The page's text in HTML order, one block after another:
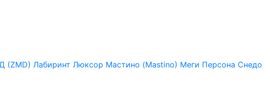
(ZMD) Лабиринт Люксор Мастино (Mastino) Меги Персона Снедо